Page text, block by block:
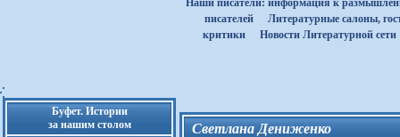
Наши писатели: информация к
писателей
Литературные салоны,
критики
Новости Литературной сети
Буфет. Истории
за нашим столом
Светлана Дениженко